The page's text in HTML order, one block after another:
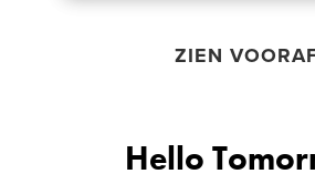
ZIEN
Hello